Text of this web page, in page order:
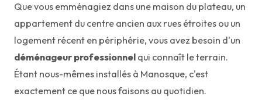
Que vous emménagiez dans une maison du plateau, un
appartement du centre ancien aux rues étroites ou un
logement récent en périphérie, vous avez besoin d'un
déménageur professionnel qui connaît le terrain.
Étant nous-mêmes installés à Manosque, c'est
exactement ce que nous faisons au quotidien.